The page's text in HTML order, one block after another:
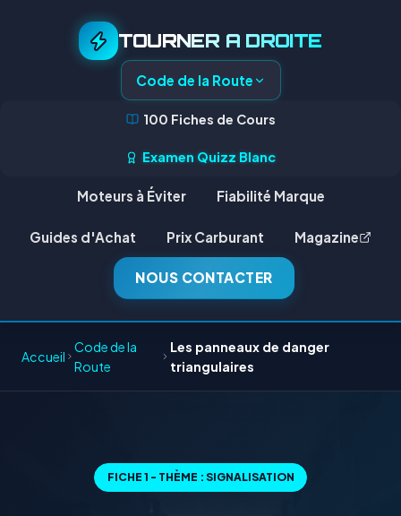
TOURNER A DROITE
Code de la Route
100 Fiches de Cours
Examen Quizz Blanc
Moteurs à Éviter Fiabilité Marque
Guides d'Achat Prix Carburant Magazine
NOUS CONTACTER
Accueil
Code de la
Route
Les panneaux de danger
triangulaires
FICHE 1 - THÈME : SIGNALISATION